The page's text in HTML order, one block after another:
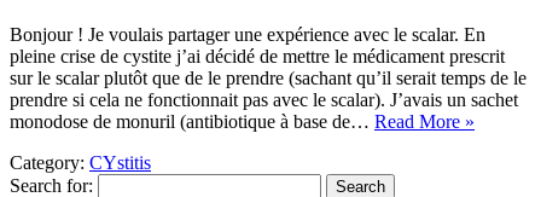
Bonjour ! Je voulais partager une expérience avec le scalar. En
pleine crise de cystite j’ai décidé de mettre le médicament prescrit
sur le scalar plutôt que de le prendre (sachant qu’il serait temps de le
prendre si cela ne fonctionnait pas avec le scalar). J’avais un sachet
monodose de monuril (antibiotique à base de… Read More »
Category: CYstitis
Search for: